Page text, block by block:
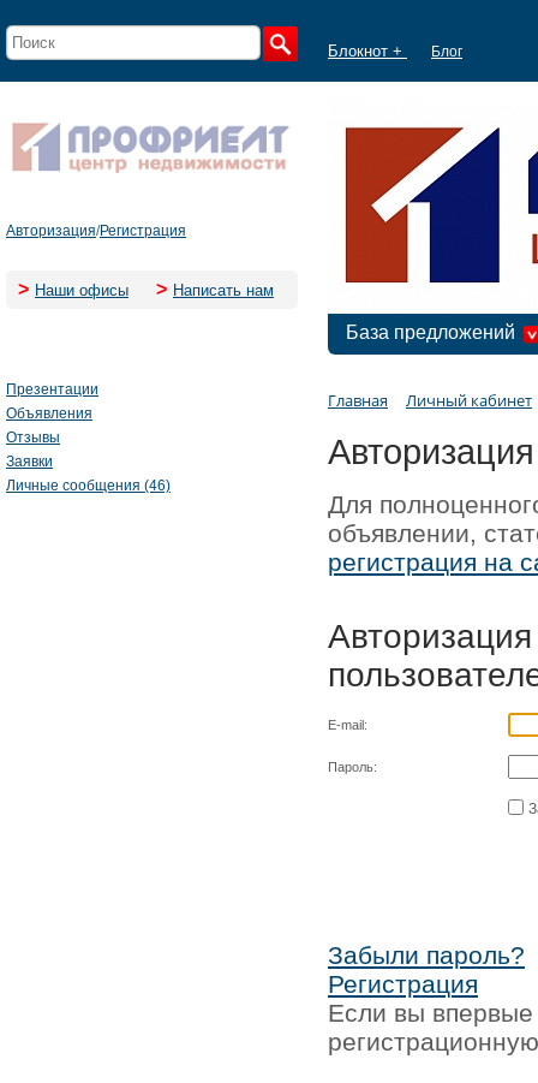
Блокнот + Блог
Авторизация/Регистрация
> Наши офисы > Написать нам
База предложений
Презентации
Объявления
Отзывы
Заявки
Личные сообщения (46)
Главная Личный кабинет
Авторизация
Для
объявлении,
регистрация на
E-mail:
Пароль:
Забыли пароль?
Регистрация
Если вы впервые